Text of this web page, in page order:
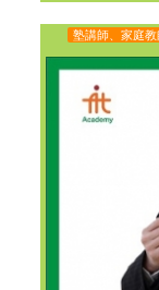
塾講師、家庭教